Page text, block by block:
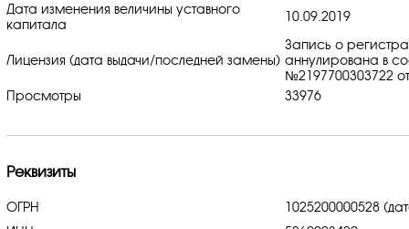
Дата изменения величины уставного
капитала
10.09.2019
Лицензия (дата выдачи/последней замены)
Запись о
аннулирована в
№2197700303722
Просмотры
33976
Реквизиты
ОГРН
1025200000528